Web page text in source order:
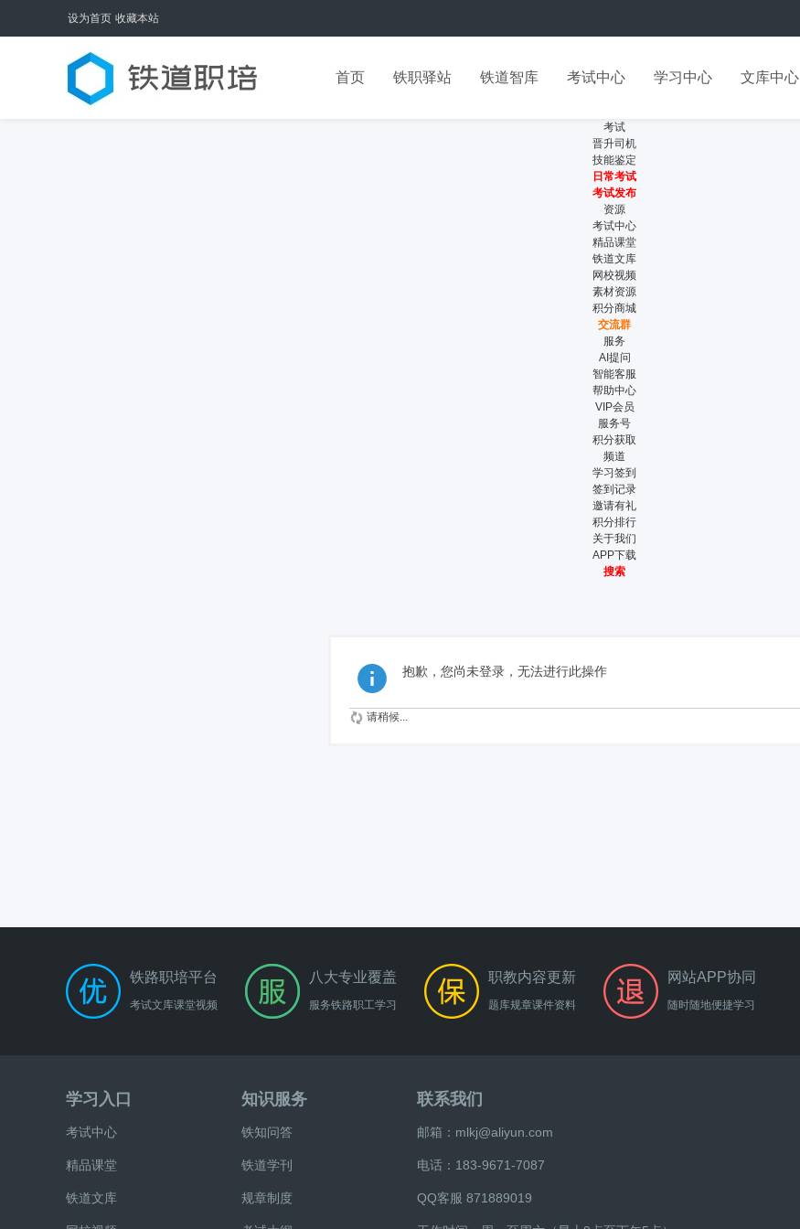
设为首页 收藏本站
首页 铁职驿站 铁道智库 考试中心 学习中心 文库中心
考试
晋升司机
技能鉴定
日常考试
考试发布
资源
考试中心
精品课堂
铁道文库
网校视频
素材资源
积分商城
交流群
服务
AI提问
智能客服
帮助中心
VIP会员
服务号
积分获取
频道
学习签到
签到记录
邀请有礼
积分排行
关于我们
APP下载
搜索
抱歉，您尚未登录，无法进行此操作
请稍候...
铁路职培平台
考试文库课堂视频
八大专业覆盖
服务铁路职工学习
职教内容更新
题库规章课件资料
网站APP协同
随时随地便捷学习
学习入口
考试中心
精品课堂
铁道文库
知识服务
铁知问答
铁道学刊
规章制度
联系我们
邮箱：mlkj@aliyun.com
电话：183-9671-7087
QQ客服 871889019